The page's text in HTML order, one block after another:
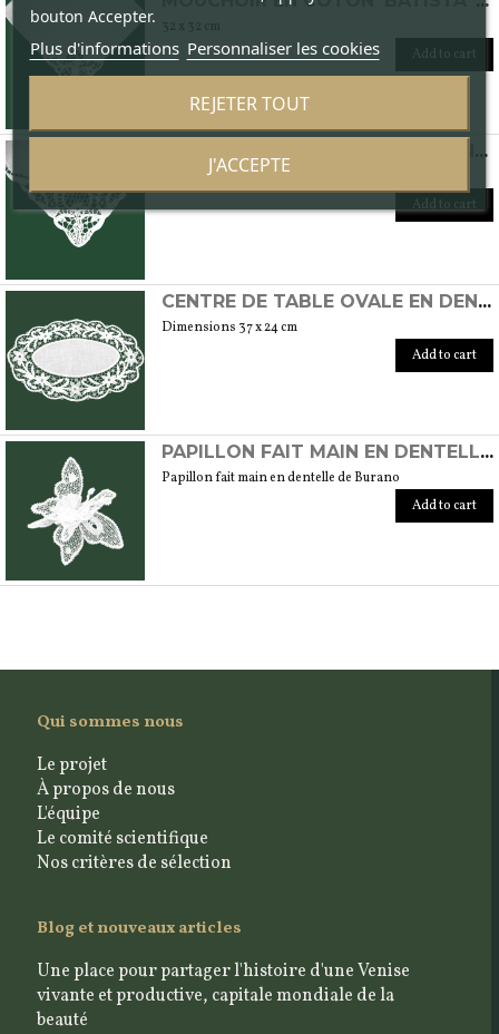
Add to cart
MOUCHOIR EN MAILLE DE BURANO MODÈLE DAMINA
32 x 32 cm
Add to cart
CENTRE DE TABLE OVALE EN DENTELLE DE BURANO
Dimensions 37 x 24 cm
Add to cart
PAPILLON FAIT MAIN EN DENTELLE DE BURANO
Papillon fait main en dentelle de Burano
Add to cart
Qui sommes nous
Le projet
À propos de nous
L'équipe
Le comité scientifique
Nos critères de sélection
Blog et nouveaux articles
Une place pour partager l'histoire d'une Venise
vivante et productive, capitale mondiale de la
beauté
bouton Accepter.
Plus d'informations Personnaliser les cookies
REJETER TOUT
J'ACCEPTE